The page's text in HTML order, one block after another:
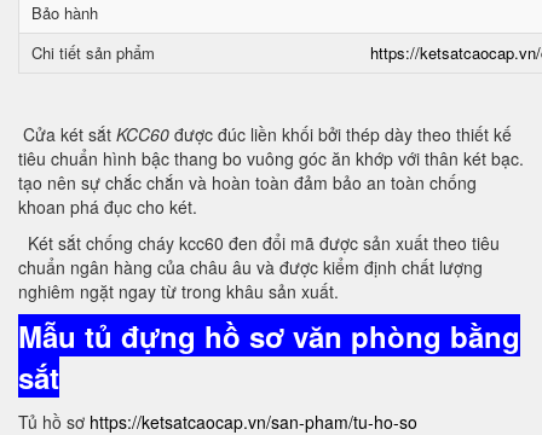
Bảo hành
Chi tiết sản phẩm
https://
Cửa két sắt KCC60 được đúc liền khối bởi thép dày theo thiết kế
tiêu chuẩn hình bậc thang bo vuông góc ăn khớp với thân két bạc.
tạo nên sự chắc chắn và hoàn toàn đảm bảo an toàn chống
khoan phá đục cho két.
Két sắt chống cháy kcc60 đen đổi mã được sản xuất theo tiêu
chuẩn ngân hàng của châu âu và được kiểm định chất lượng
nghiêm ngặt ngay từ trong khâu sản xuất.
Mẫu tủ đựng hồ sơ văn phòng bằng
sắt
Tủ hồ sơ https://ketsatcaocap.vn/san-pham/tu-ho-so